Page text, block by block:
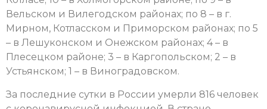
Вельском и Вилегодском районах; по 8 – в г.
Мирном, Котласском и Приморском районах; по 5
– в Лешуконском и Онежском районах; 4 – в
Плесецком районе; 3 – в Каргопольском; 2 – в
Устьянском; 1 – в Виноградовском.
За последние сутки в России умерли 816 человек